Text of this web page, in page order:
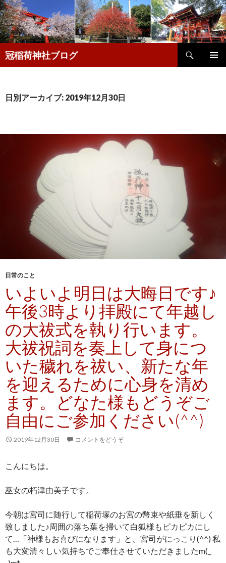
冠稲荷神社ブログ
索
ン
日別アーカイブ: 2019年12月30日
日常のこと
いよいよ明日は大晦日です♪
午後3時より拝殿にて年越し
の大祓式を執り行います。
大祓祝詞を奏上して身につ
いた穢れを祓い、新たな年
を迎えるために心身を清め
ます。どなた様もどうぞご
自由にご参加ください(^^)
2019年12月30日 コメントをどうぞ
こんにちは。
巫女の朽津由美子です。
今朝は宮司に随行して稲荷塚のお宮の幣束や紙垂を新しく
致しました♪周囲の落ち葉を掃いて白狐様もピカピカにし
て…「神様もお喜びになります」と、宮司がにっこり(^^) 私
も大変清々しい気持ちでご奉仕させていただきましたm(_